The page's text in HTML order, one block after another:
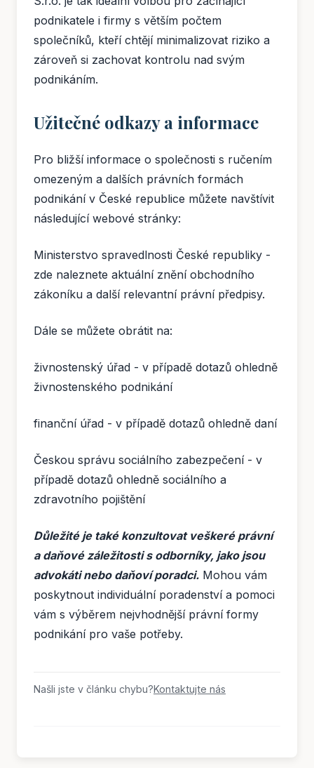
podnikatele i firmy s větším počtem
společníků, kteří chtějí minimalizovat riziko a
zároveň si zachovat kontrolu nad svým
podnikáním.
Užitečné odkazy a informace
Pro bližší informace o společnosti s ručením
omezeným a dalších právních formách
podnikání v České republice můžete navštívit
následující webové stránky:
Ministerstvo spravedlnosti České republiky -
zde naleznete aktuální znění obchodního
zákoníku a další relevantní právní předpisy.
Dále se můžete obrátit na:
živnostenský úřad - v případě dotazů ohledně
živnostenského podnikání
finanční úřad - v případě dotazů ohledně daní
Českou správu sociálního zabezpečení - v
případě dotazů ohledně sociálního a
zdravotního pojištění
Důležité je také konzultovat veškeré právní
a daňové záležitosti s odborníky, jako jsou
advokáti nebo daňoví poradci. Mohou vám
poskytnout individuální poradenství a pomoci
vám s výběrem nejvhodnější právní formy
podnikání pro vaše potřeby.
Našli jste v článku chybu?Kontaktujte nás